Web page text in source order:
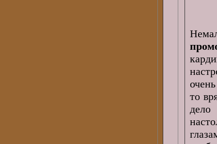
то
дело